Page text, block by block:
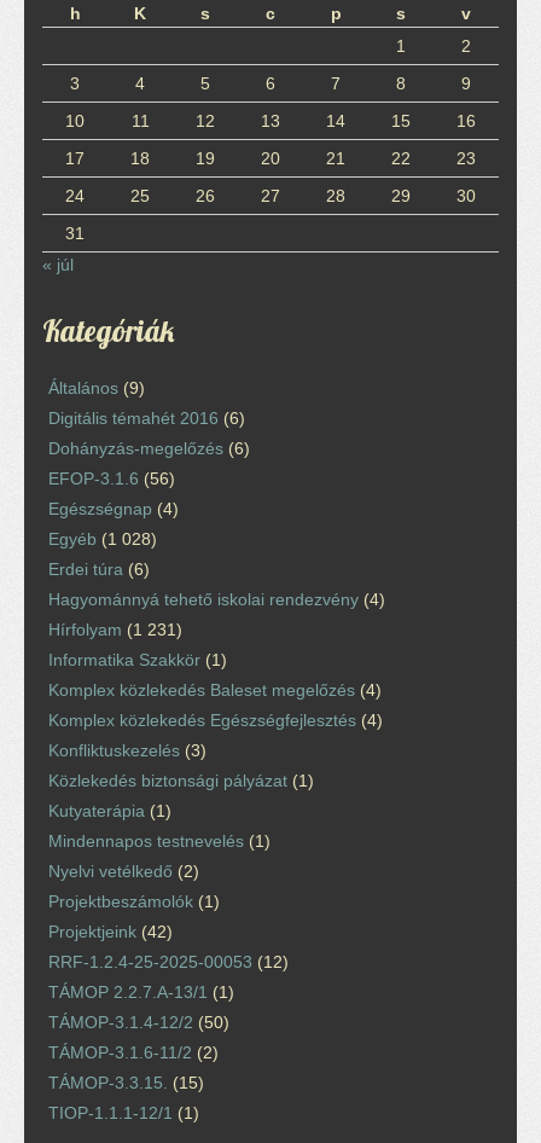
h
K s c p s
v
1
2
3
4 5 6 7 8
9
10
11 12 13 14 15
16
17
18 19 20 21 22
23
24
25 26 27 28 29
30
31
« júl
Kategóriák
Általános (9)
Digitális témahét 2016 (6)
Dohányzás-megelőzés (6)
EFOP-3.1.6 (56)
Egészségnap (4)
Egyéb (1 028)
Erdei túra (6)
Hagyománnyá tehető iskolai rendezvény (4)
Hírfolyam (1 231)
Informatika Szakkör (1)
Komplex közlekedés Baleset megelőzés (4)
Komplex közlekedés Egészségfejlesztés (4)
Konfliktuskezelés (3)
Közlekedés biztonsági pályázat (1)
Kutyaterápia (1)
Mindennapos testnevelés (1)
Nyelvi vetélkedő (2)
Projektbeszámolók (1)
Projektjeink (42)
RRF-1.2.4-25-2025-00053 (12)
TÁMOP 2.2.7.A-13/1 (1)
TÁMOP-3.1.4-12/2 (50)
TÁMOP-3.1.6-11/2 (2)
TÁMOP-3.3.15. (15)
TIOP-1.1.1-12/1 (1)